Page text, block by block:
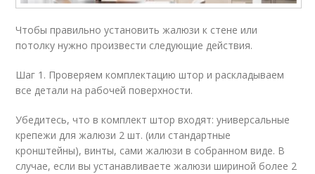
Чтобы правильно установить жалюзи к стене или
потолку нужно произвести следующие действия.
Шаг 1. Проверяем комплектацию штор и раскладываем
все детали на рабочей поверхности.
Убедитесь, что в комплект штор входят: универсальные
крепежи для жалюзи 2 шт. (или стандартные
кронштейны), винты, сами жалюзи в собранном виде. В
случае, если вы устанавливаете жалюзи шириной более 2